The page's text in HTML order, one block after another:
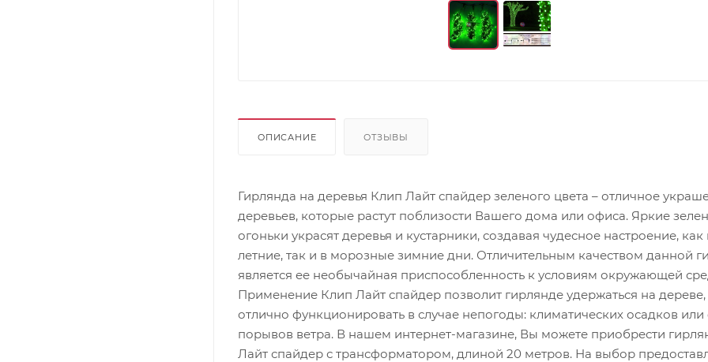
ОПИСАНИЕ ОТЗЫВЫ
Гирлянда на деревья Клип Лайт спайдер зеленого цвета – отличное
деревьев, которые растут поблизости Вашего дома или офиса. Яркие
огоньки украсят деревья и кустарники, создавая чудесное настроение,
летние, так и в морозные зимние дни. Отличительным качеством данной
является ее необычайная приспособленность к условиям окружающей
Применение Клип Лайт спайдер позволит гирлянде удержаться на
отлично функционировать в случае непогоды: климатических осадков или
порывов ветра. В нашем интернет-магазине, Вы можете приобрести
Лайт спайдер с трансформатором, длиной 20 метров. На выбор